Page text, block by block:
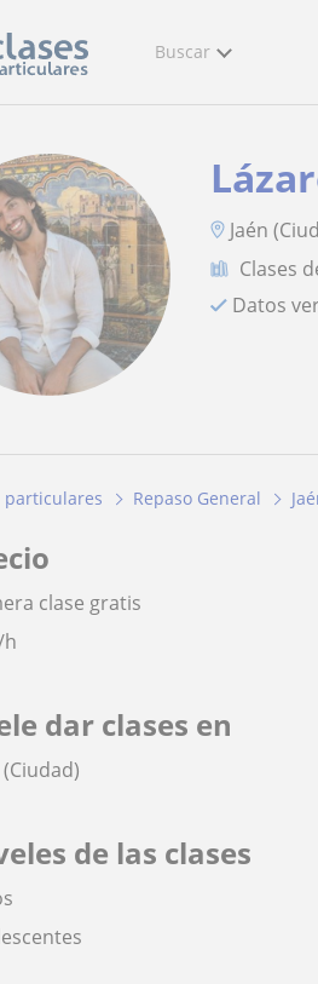
Buscar
Jaén
Clases
Datos
particulares Repaso General
clase gratis
dar clases en
(Ciudad)
de las clases